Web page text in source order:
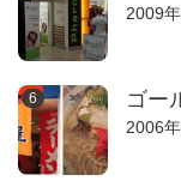
2009
ゴー
2006